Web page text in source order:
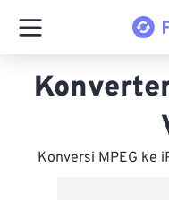
Konversi MPEG ke